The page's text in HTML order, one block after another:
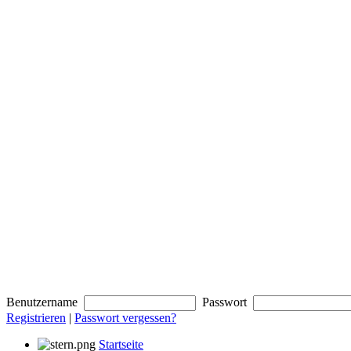
Benutzername
Passwort
Registrieren | Passwort vergessen?
Startseite